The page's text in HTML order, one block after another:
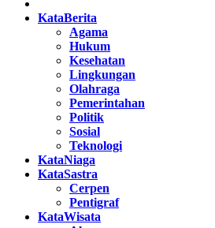
KataBerita
Agama
Hukum
Kesehatan
Lingkungan
Olahraga
Pemerintahan
Politik
Sosial
Teknologi
KataNiaga
KataSastra
Cerpen
Pentigraf
KataWisata